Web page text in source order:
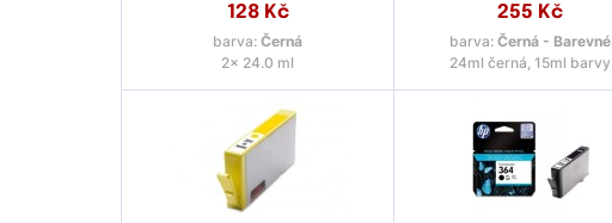
128 Kč
barva:Černá
2x 24.0 ml
255 Kč
barva:Černá - Barevné
24ml černá, 15ml barvy